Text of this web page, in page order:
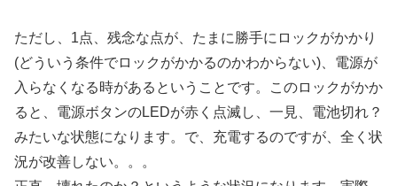
ただし、1点、残念な点が、たまに勝手にロックがかかり
(どういう条件でロックがかかるのかわからない)、電源が
入らなくなる時があるということです。このロックがかか
ると、電源ボタンのLEDが赤く点滅し、一見、電池切れ？
みたいな状態になります。で、充電するのですが、全く状
況が改善しない。。。